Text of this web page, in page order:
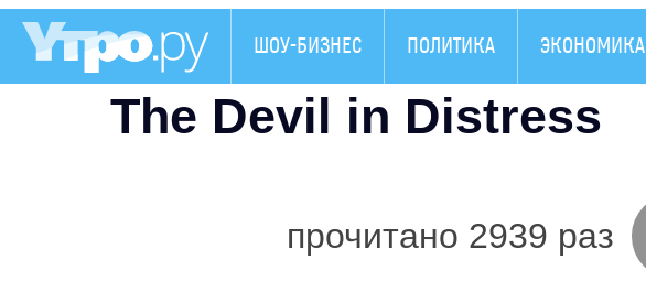
ШОУ-БИЗНЕС ПОЛИТИКА ЭКОНОМИКА
The Devil in Distress
прочитано 2939 раз